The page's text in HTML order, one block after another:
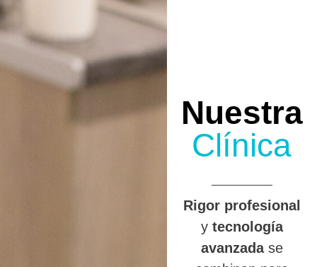
Nuestra
Clínica
Rigor profesional
y tecnología
avanzadase